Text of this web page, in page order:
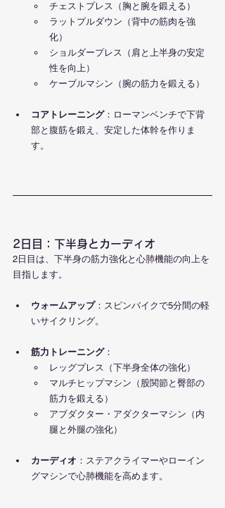
チェストプレス（胸と腕を鍛える）
ラットプルダウン（背中の筋肉を強
化）
ショルダープレス（肩と上半身の安定
性を向上）
ケーブルマシン（腕の筋力を鍛える）
コアトレーニング：ローマンベンチで下背
部と腹筋を鍛え、安定した体幹を作りま
す。
2日目：下半身とカーディオ
2日目は、下半身の筋力強化と心肺機能の向上を
目指します。
ウォームアップ：スピンバイクで5分間の軽
いサイクリング。
筋力トレーニング：
レッグプレス（下半身全体の強化）
マルチヒップマシン（股関節と臀部の
筋力を鍛える）
アブダクター・アダクターマシン（内
腿と外腿の強化）
カーディオ ：ステアクライマーやローイン
グマシンで心肺機能を高めます。